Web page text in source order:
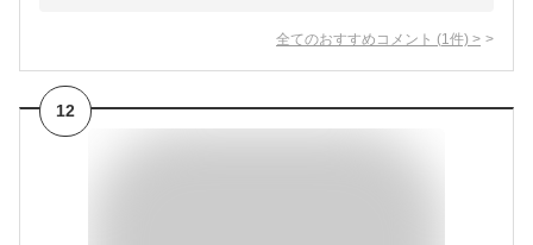
全てのおすすめコメント (1 件) >
12